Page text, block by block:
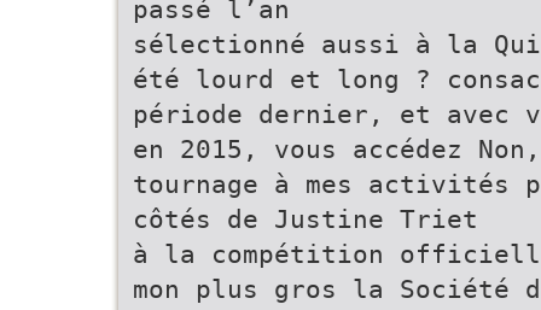
passé l’an
sélectionné aussi à la
été lourd et long ?
période dernier, et avec
en 2015, vous accédez
tournage à mes activités
côtés de Justine Triet
à la compétition
mon plus gros la Société